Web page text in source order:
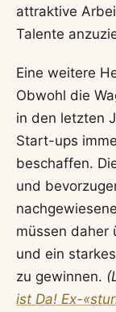
attraktive
Talente
Eine weitere
Obwohl die
in den letzten
Start-ups
beschaffen.
und
müssen daher
und ein
zu gewinnen.
ist Da! Ex-